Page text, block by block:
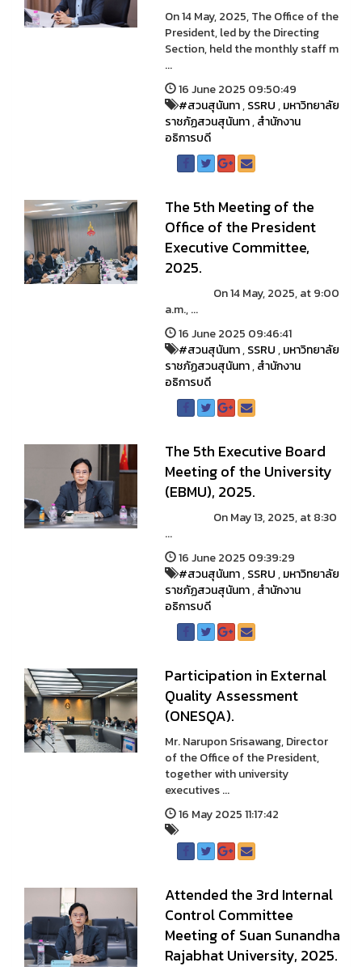
On 14 May, 2025, The Office of the
President, led by the Directing
Section, held the monthly staff m
...
16 June 2025 09:50:49
#สวนสุนันทา,SSRU,มหาวิทยาลัย
ราชภัฏสวนสุนันทา,สำนักงาน
อธิการบดี
The 5th Meeting of the
Office of the President
Executive Committee,
2025.
On 14 May, 2025, at 9:00
a.m., ...
16 June 2025 09:46:41
#สวนสุนันทา,SSRU,มหาวิทยาลัย
ราชภัฏสวนสุนันทา,สำนักงาน
อธิการบดี
The 5th Executive Board
Meeting of the University
(EBMU), 2025.
On May 13, 2025, at 8:30
...
16 June 2025 09:39:29
#สวนสุนันทา,SSRU,มหาวิทยาลัย
ราชภัฏสวนสุนันทา,สำนักงาน
อธิการบดี
Participation in External
Quality Assessment
(ONESQA).
Mr. Narupon Srisawang, Director
of the Office of the President,
together with university
executives ...
16 May 2025 11:17:42
Attended the 3rd Internal
Control Committee
Meeting of Suan Sunandha
Rajabhat University, 2025.